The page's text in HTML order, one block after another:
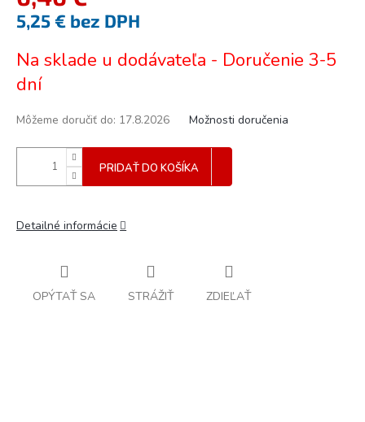
5,25 € bez DPH
cena:
Na sklade u dodávateľa - Doručenie 3-5
dní
Môžeme doručiť do: 17.8.2026 Možnosti doručenia
PRIDAŤ DO KOŠÍKA
Detailné informácie
OPÝTAŤ SA STRÁŽIŤ ZDIEĽAŤ